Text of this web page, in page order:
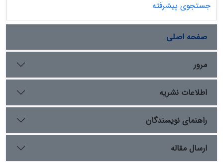
ابن‌حوقل، مقدسی، حدودالعالم، یاقوت حموی و حمدالله
مستوفی است. چارچوب نظری از مفاهیم تولید فضا، فضای
را ابزاری برای پیوند داده‌های زمان‌مند و مکان‌مند، بازسازی
شبکه‌ها و تحلیل تغییرات فضایی می‌داند. یافته‌ها نشان
می‌دهد هر منبع نوعی جغرافیای تاریخی خاص، از دیوانی و
اقلیمی تا شهری، حافظه‌ای و مالیاتی، بازنمایی می‌کند؛
بنابراین داده‌ها بدون توجه به هدف تألیف، جایگاه مؤلف،
زمان گردآوری و زبان ارزش‌گذارانه قابل استفاده مستقیم
نیستند. نتیجه آن است که جغرافیای تاریخی زمانی به
رویکردی تخصصی و تبیینی تبدیل می‌شود که استخراج داده،
نقد متن، تحلیل فضایی و ثبت میزان اطمینان هر داده به‌طور
هم‌زمان انجام گیرد.
جستجوی پیشرفته
صفحه اصلی
مرور
اطلاعات نشریه
راهنمای نویسندگان
ارسال مقاله